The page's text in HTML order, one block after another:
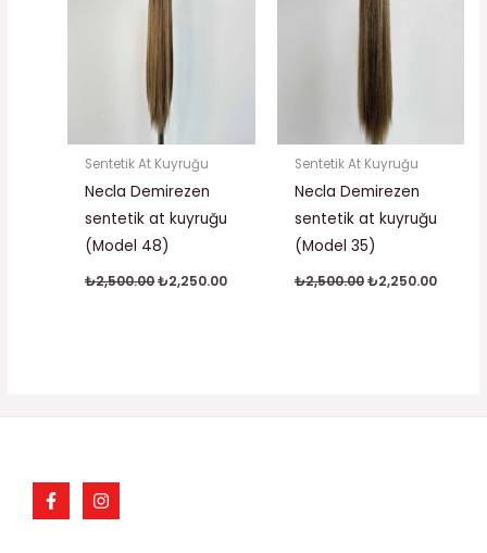
Sentetik At Kuyruğu
Necla Demirezen
sentetik at kuyruğu
(Model 48)
₺2,500.00₺2,250.00
Sentetik At Kuyruğu
Necla Demirezen
sentetik at kuyruğu
(Model 35)
₺2,500.00₺2,250.00